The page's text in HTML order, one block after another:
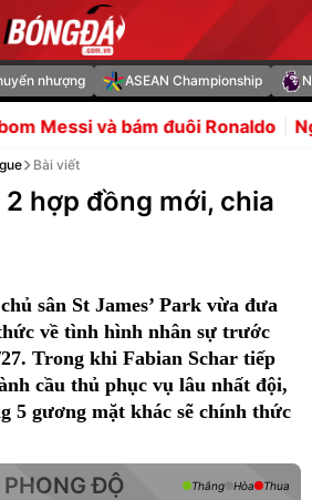
nhượng ASEAN Championship
Ronaldo Nguyên lý vận hành
Bài viết
hợp đồng mới, chia
sân St James’ Park vừa đưa
về tình hình nhân sự trước
Trong khi Fabian Schar tiếp
cầu thủ phục vụ lâu nhất đội,
5 gương mặt khác sẽ chính thức
PHONG ĐỘ Thắng Hòa Thua